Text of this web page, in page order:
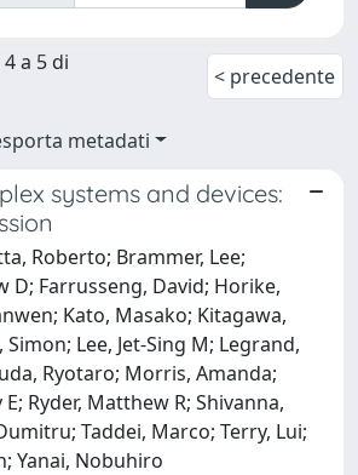
a 5 di
< precedente
metadati
systems and devices:
Roberto; Brammer, Lee;
D; Farrusseng, David; Horike,
Kato, Masako; Kitagawa,
Lee, Jet-Sing M; Legrand,
Ryotaro; Morris, Amanda;
Ryder, Matthew R; Shivanna,
Taddei, Marco; Terry, Lui;
Yanai, Nobuhiro